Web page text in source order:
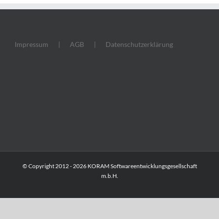
Impressum AGB Datenschutzerklärung
© Copyright 2012 -2026 KORAM Softwareentwicklungsgesellschaft
m.b.H.